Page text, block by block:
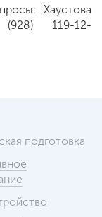
Хаустова
119-12-
подготовка